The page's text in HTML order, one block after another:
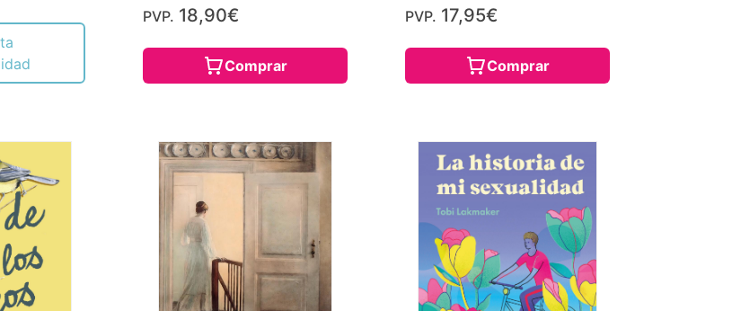
PVP. 18,90€
Comprar
PVP. 17,95€
Comprar